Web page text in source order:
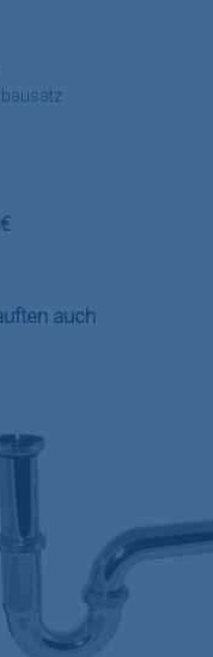
Preis:
überspringen
auch